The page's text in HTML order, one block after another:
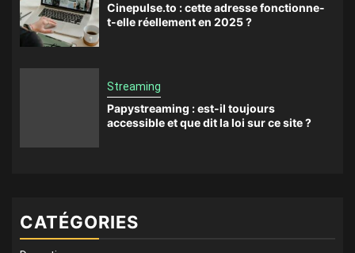
Cinepulse.to : cette adresse fonctionne-
t-elle réellement en 2025 ?
Streaming
Papystreaming : est-il toujours
accessible et que dit la loi sur ce site ?
CATÉGORIES